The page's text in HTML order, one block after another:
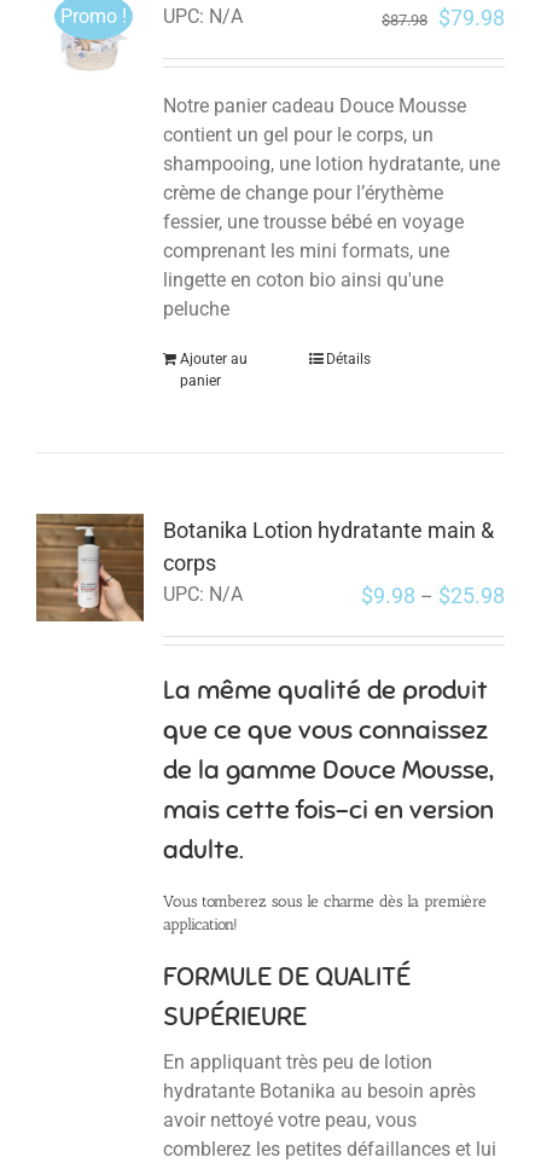
Promo ! UPC: N/A $87.98 $79.98
Notre panier cadeau Douce Mousse
contient un gel pour le corps, un
shampooing, une lotion hydratante, une
crème de change pour l’érythème
fessier, une trousse bébé en voyage
comprenant les mini formats, une
lingette en coton bio ainsi qu'une
peluche
Ajouter au
panier
Détails
Botanika Lotion hydratante main &
corps
UPC: N/A $9.98 – $25.98
La même qualité de produit
que ce que vous connaissez
de la gamme Douce Mousse,
mais cette fois-ci en version
adulte.
Vous tomberez sous le charme dès la première
application!
FORMULE DE QUALITÉ
SUPÉRIEURE
En appliquant très peu de lotion
hydratante Botanika au besoin après
avoir nettoyé votre peau, vous
comblerez les petites défaillances et lui